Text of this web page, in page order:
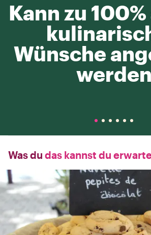
Kann zu
Wünsche
werden
Was du das kannst du